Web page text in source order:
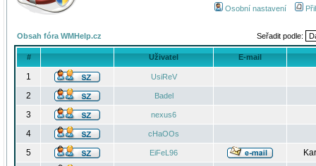
Osobní nastavení
Obsah fóra WMHelp.cz Seřadit podle:
# Uživatel E-mail
1 UsiReV
2 Badel
3 nexus6
4 cHaOOs
5 EiFeL96